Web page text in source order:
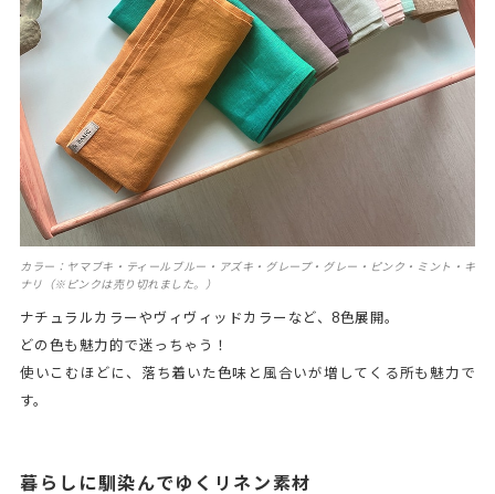
カラー：ヤマブキ・ティールブルー・アズキ・グレープ・グレー・ピンク・ミント・キ
ナリ（※ピンクは売り切れました。）
ナチュラルカラーやヴィヴィッドカラーなど、8色展開。
どの色も魅力的で迷っちゃう！
使いこむほどに、落ち着いた色味と風合いが増してくる所も魅力で
す。
暮らしに馴染んでゆくリネン素材